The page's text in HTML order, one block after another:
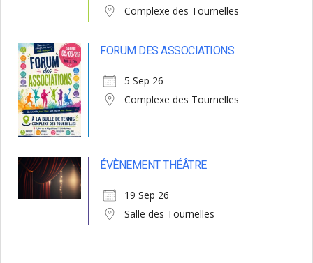
Complexe des Tournelles
FORUM DES ASSOCIATIONS
5 Sep 26
Complexe des Tournelles
ÉVÈNEMENT THÉÂTRE
19 Sep 26
Salle des Tournelles